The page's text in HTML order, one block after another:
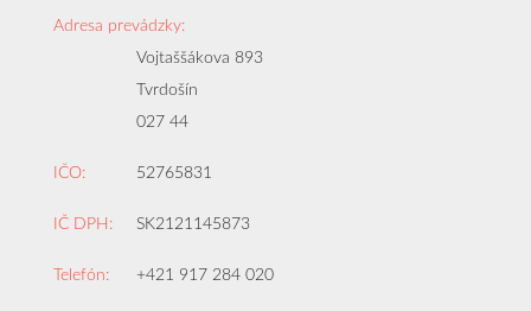
Adresa prevádzky:
Vojtaššákova 893
Tvrdošín
027 44
IČO: 52765831
IČ DPH: SK2121145873
Telefón: +421 917 284 020